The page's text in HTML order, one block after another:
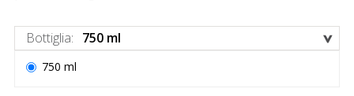
Bottiglia: 750 ml
750 ml